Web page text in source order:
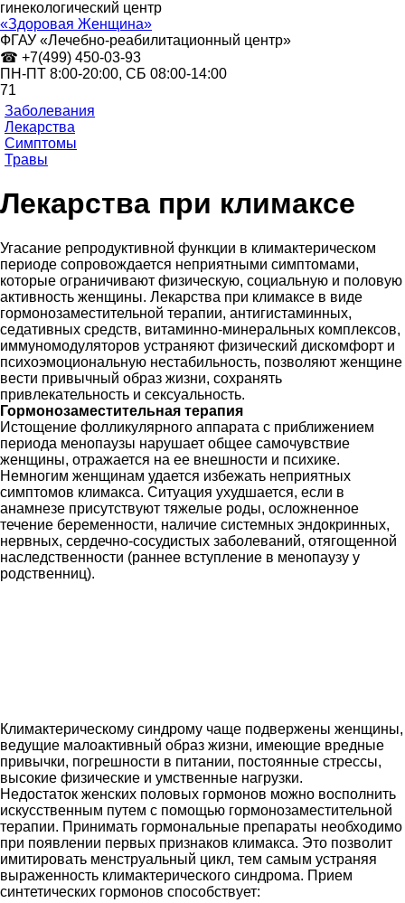
гинекологический центр
«Здоровая Женщина»
ФГАУ «Лечебно-реабилитационный центр»
☎ +7(499) 450-03-93
ПН-ПТ 8:00-20:00, СБ 08:00-14:00
71
Заболевания
Лекарства
Симптомы
Травы
Лекарства при климаксе
Угасание репродуктивной функции в климактерическом
периоде сопровождается неприятными симптомами,
которые ограничивают физическую, социальную и половую
активность женщины. Лекарства при климаксе в виде
гормонозаместительной терапии, антигистаминных,
седативных средств, витаминно-минеральных комплексов,
иммуномодуляторов устраняют физический дискомфорт и
психоэмоциональную нестабильность, позволяют женщине
вести привычный образ жизни, сохранять
привлекательность и сексуальность.
Гормонозаместительная терапия
Истощение фолликулярного аппарата с приближением
периода менопаузы нарушает общее самочувствие
женщины, отражается на ее внешности и психике.
Немногим женщинам удается избежать неприятных
симптомов климакса. Ситуация ухудшается, если в
анамнезе присутствуют тяжелые роды, осложненное
течение беременности, наличие системных эндокринных,
нервных, сердечно-сосудистых заболеваний, отягощенной
наследственности (раннее вступление в менопаузу у
родственниц).
Климактерическому синдрому чаще подвержены женщины,
ведущие малоактивный образ жизни, имеющие вредные
привычки, погрешности в питании, постоянные стрессы,
высокие физические и умственные нагрузки.
Недостаток женских половых гормонов можно восполнить
искусственным путем с помощью гормонозаместительной
терапии. Принимать гормональные препараты необходимо
при появлении первых признаков климакса. Это позволит
имитировать менструальный цикл, тем самым устраняя
выраженность климактерического синдрома. Прием
синтетических гормонов способствует: